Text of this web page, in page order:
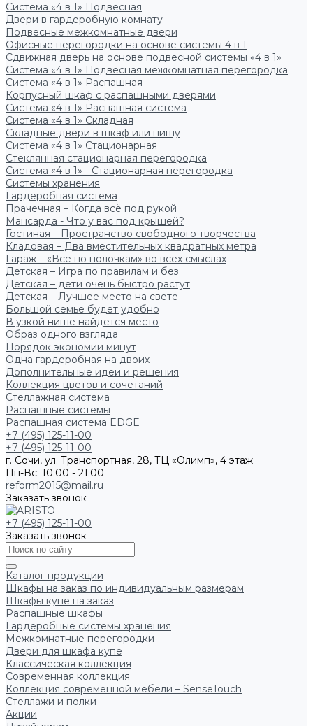
Система «4 в 1» Подвесная
Двери в гардеробную комнату
Подвесные межкомнатные двери
Офисные перегородки на основе системы 4 в 1
Сдвижная дверь на основе подвесной системы «4 в 1»
Система «4 в 1» Подвесная межкомнатная перегородка
Система «4 в 1» Распашная
Корпусный шкаф с распашными дверями
Система «4 в 1» Распашная система
Система «4 в 1» Складная
Складные двери в шкаф или нишу
Система «4 в 1» Стационарная
Стеклянная стационарная перегородка
Система «4 в 1» - Стационарная перегородка
Системы хранения
Гардеробная система
Прачечная – Когда всё под рукой
Мансарда - Что у вас под крышей?
Гостиная – Пространство свободного творчества
Кладовая – Два вместительных квадратных метра
Гараж – «Всё по полочкам» во всех смыслах
Детская – Игра по правилам и без
Детская – дети очень быстро растут
Детская – Лучшее место на свете
Большой семье будет удобно
В узкой нише найдется место
Образ одного взгляда
Порядок экономии минут
Одна гардеробная на двоих
Дополнительные идеи и решения
Коллекция цветов и сочетаний
Стеллажная система
Распашные системы
Распашная система EDGE
+7 (495) 125-11-00
+7 (495) 125-11-00
г. Сочи, ул. Транспортная, 28, ТЦ «Олимп», 4 этаж
Пн-Вс: 10:00 - 21:00
reform2015@mail.ru
Заказать звонок
+7 (495) 125-11-00
Заказать звонок
Каталог продукции
Шкафы на заказ по индивидуальным размерам
Шкафы купе на заказ
Распашные шкафы
Гардеробные системы хранения
Межкомнатные перегородки
Двери для шкафа купе
Классическая коллекция
Современная коллекция
Коллекция современной мебели – SenseTouch
Стеллажи и полки
Акции